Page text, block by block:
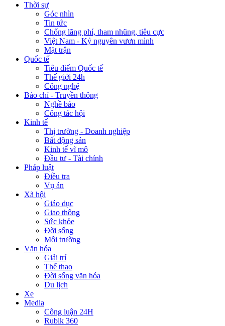
Thời sự
Góc nhìn
Tin tức
Chống lãng phí, tham nhũng, tiêu cực
Việt Nam - Kỷ nguyên vươn mình
Mặt trận
Quốc tế
Tiêu điểm Quốc tế
Thế giới 24h
Công nghệ
Báo chí - Truyền thông
Nghề báo
Công tác hội
Kinh tế
Thị trường - Doanh nghiệp
Bất động sản
Kinh tế vĩ mô
Đầu tư - Tài chính
Pháp luật
Điều tra
Vụ án
Xã hội
Giáo dục
Giao thông
Sức khỏe
Đời sống
Môi trường
Văn hóa
Giải trí
Thể thao
Đời sống văn hóa
Du lịch
Xe
Media
Công luận 24H
Rubik 360